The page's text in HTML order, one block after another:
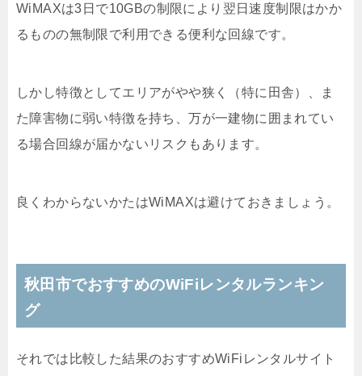
WiMAXは3日で10GBの制限により翌日速度制限はかか
るものの無制限で利用できる便利な回線です。
しかし特徴としてエリアがやや狭く（特に田舎）、ま
た障害物に弱い特徴を持ち、万が一建物に囲まれてい
る場合回線が届かないリスクもあります。
良くわからないかたはWiMAXは避けておきましょう。
秋田市でおすすめのWiFiレンタルランキン
グ
それでは比較した結果のおすすめWiFiレンタルサイト